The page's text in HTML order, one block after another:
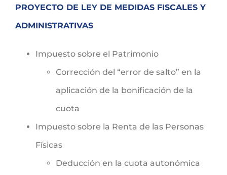
PROYECTO DE LEY DE MEDIDAS FISCALES Y
ADMINISTRATIVAS
Impuesto sobre el Patrimonio
Corrección del “error de salto” en la
aplicación de la bonificación de la
cuota
Impuesto sobre la Renta de las Personas
Físicas
Deducción en la cuota autonómica